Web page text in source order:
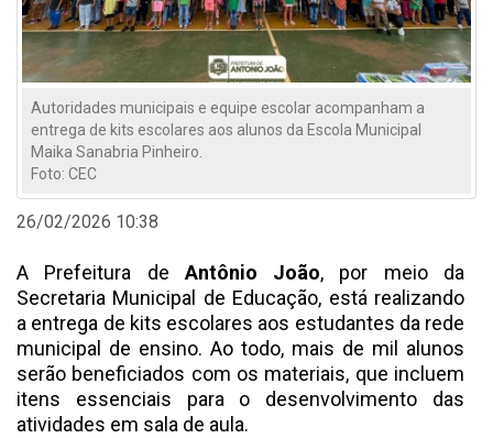
Autoridades municipais e equipe escolar acompanham a
entrega de kits escolares aos alunos da Escola Municipal
Maika Sanabria Pinheiro.
Foto: CEC
26/02/2026 10:38
A Prefeitura deAntônio João, por meio da
Secretaria Municipal de Educação, está realizando
a entrega de kits escolares aos estudantes da rede
municipal de ensino. Ao todo, mais de mil alunos
serão beneficiados com os materiais, que incluem
itens essenciais para o desenvolvimento das
atividades em sala de aula.